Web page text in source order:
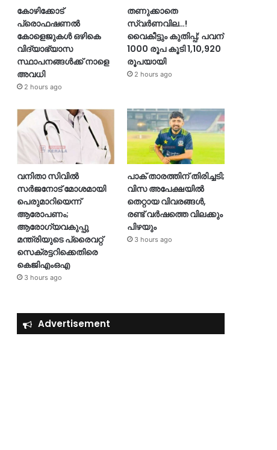
കോഴിക്കോട്
പ്രൊഫഷണൽ
കോളെജുകൾ ഒഴികെ
വിദ്യാഭ്യാസ
സ്ഥാപനങ്ങൾക്ക് നാളെ
അവധി
2 hours ago
തണുക്കാതെ
സ്വർണവില…!
വൈകീട്ടും കുതിപ്പ്; പവന്
1000 രൂപ കൂടി 1,10,920
രൂപയായി
2 hours ago
വനിതാ സിവിൽ
സർജനോട് മോശമായി
പെരുമാറിയെന്ന്
ആരോപണം;
ആരോഗ്യവകുപ്പു
മന്ത്രിയുടെ പ്രൈവറ്റ്
സെക്രട്ടറിക്കെതിരെ
കെജിഎംഒഎ
3 hours ago
പാക് താരത്തിന് തിരിച്ചടി;
വിസ അപേക്ഷയിൽ
തെറ്റായ വിവരങ്ങൾ,
രണ്ട് വർഷത്തെ വിലക്കും
പിഴയും
3 hours ago
Advertisement